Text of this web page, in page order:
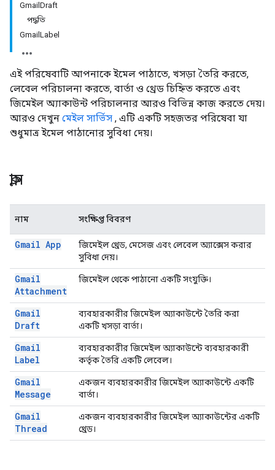
GmailDraft
পদ্ধতি
GmailLabel
এই পরিষেবাটি আপনাকে ইমেল পাঠাতে, খসড়া তৈরি করতে,
লেবেল পরিচালনা করতে, বার্তা ও থ্রেড চিহ্নিত করতে এবং
জিমেইল অ্যাকাউন্ট পরিচালনার আরও বিভিন্ন কাজ করতে দেয়।
আরও দেখুন মেইল ​​সার্ভিস , এটি একটি সহজতর পরিষেবা যা
শুধুমাত্র ইমেল পাঠানোর সুবিধা দেয়।
ক্লাস
নাম সংক্ষিপ্ত বিবরণ
Gmail App
জিমেইল থ্রেড, মেসেজ এবং লেবেল অ্যাক্সেস করার
সুবিধা দেয়।
Gmail
Attachment
জিমেইল থেকে পাঠানো একটি সংযুক্তি।
Gmail
Draft
ব্যবহারকারীর জিমেইল অ্যাকাউন্টে তৈরি করা
একটি খসড়া বার্তা।
Gmail
Label
ব্যবহারকারীর জিমেইল অ্যাকাউন্টে ব্যবহারকারী
কর্তৃক তৈরি একটি লেবেল।
Gmail
Message
একজন ব্যবহারকারীর জিমেইল অ্যাকাউন্টে একটি
বার্তা।
Gmail
Thread
একজন ব্যবহারকারীর জিমেইল অ্যাকাউন্টের একটি
থ্রেড।